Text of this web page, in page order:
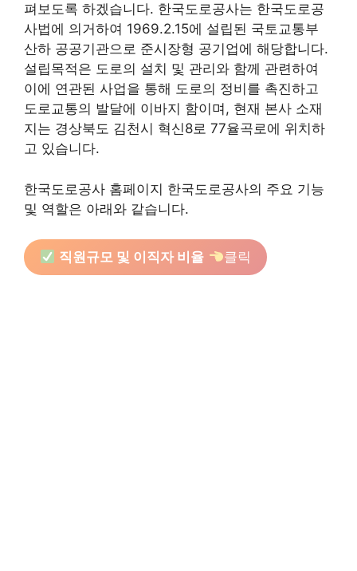
펴보도록 하겠습니다. 한국도로공사는 한국도로공
사법에 의거하여 1969.2.15에 설립된 국토교통부
산하 공공기관으로 준시장형 공기업에 해당합니다.
설립목적은 도로의 설치 및 관리와 함께 관련하여
이에 연관된 사업을 통해 도로의 정비를 촉진하고
도로교통의 발달에 이바지 함이며, 현재 본사 소재
지는 경상북도 김천시 혁신8로 77율곡로에 위치하
고 있습니다.
한국도로공사 홈페이지 한국도로공사의 주요 기능
및 역할은 아래와 같습니다.
직원규모 및 이직자 비율 클릭